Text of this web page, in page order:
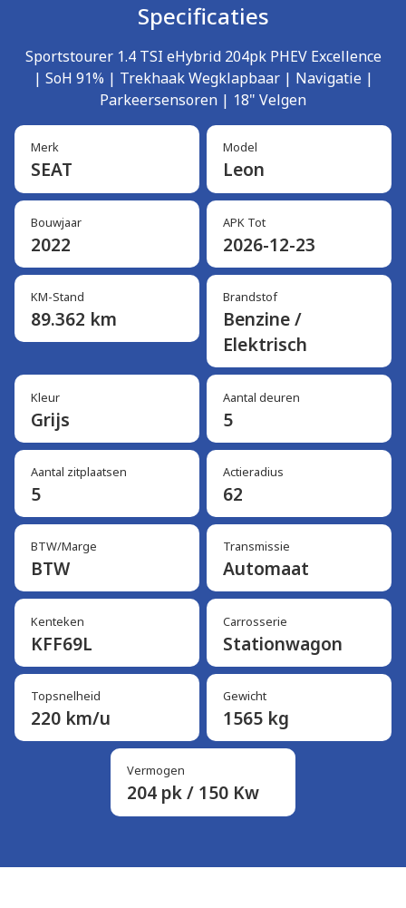
Specificaties
Sportstourer 1.4 TSI eHybrid 204pk PHEV Excellence
| SoH 91% | Trekhaak Wegklapbaar | Navigatie |
Parkeersensoren | 18" Velgen
Merk
SEAT
Model
Leon
Bouwjaar
2022
APK Tot
2026-12-23
KM-Stand
89.362 km
Brandstof
Benzine /
Elektrisch
Kleur
Grijs
Aantal deuren
5
Aantal zitplaatsen
5
Actieradius
62
BTW/Marge
BTW
Transmissie
Automaat
Kenteken
KFF69L
Carrosserie
Stationwagon
Topsnelheid
220 km/u
Gewicht
1565 kg
Vermogen
204 pk / 150 Kw